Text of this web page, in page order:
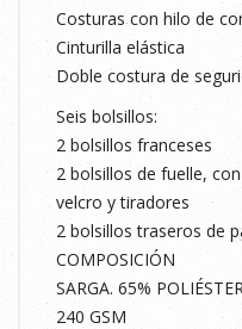
Costuras con hilo de
Cinturilla elástica
Doble costura de
Seis bolsillos:
2 bolsillos franceses
2 bolsillos de fuelle,
velcro y tiradores
2 bolsillos traseros de
COMPOSICIÓN
SARGA. 65%
240 GSM